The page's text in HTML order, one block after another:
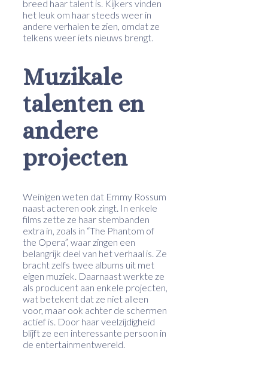
breed haar talent is. Kijkers vinden
het leuk om haar steeds weer in
andere verhalen te zien, omdat ze
telkens weer iets nieuws brengt.
Muzikale
talenten en
andere
projecten
Weinigen weten dat Emmy Rossum
naast acteren ook zingt. In enkele
films zette ze haar stembanden
extra in, zoals in “The Phantom of
the Opera”, waar zingen een
belangrijk deel van het verhaal is. Ze
bracht zelfs twee albums uit met
eigen muziek. Daarnaast werkte ze
als producent aan enkele projecten,
wat betekent dat ze niet alleen
voor, maar ook achter de schermen
actief is. Door haar veelzijdigheid
blijft ze een interessante persoon in
de entertainmentwereld.